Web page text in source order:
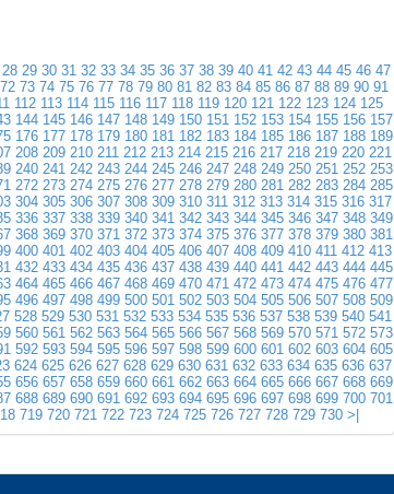
28 29 30 31 32 33 34 35 36 37 38 39 40 41 42 43 44 45 46 47
72 73 74 75 76 77 78 79 80 81 82 83 84 85 86 87 88 89 90 91
112 113 114 115 116 117 118 119 120 121 122 123 124 125
144 145 146 147 148 149 150 151 152 153 154 155 156 157
176 177 178 179 180 181 182 183 184 185 186 187 188 189
208 209 210 211 212 213 214 215 216 217 218 219 220 221
240 241 242 243 244 245 246 247 248 249 250 251 252 253
272 273 274 275 276 277 278 279 280 281 282 283 284 285
304 305 306 307 308 309 310 311 312 313 314 315 316 317
336 337 338 339 340 341 342 343 344 345 346 347 348 349
368 369 370 371 372 373 374 375 376 377 378 379 380 381
400 401 402 403 404 405 406 407 408 409 410 411 412 413
432 433 434 435 436 437 438 439 440 441 442 443 444 445
464 465 466 467 468 469 470 471 472 473 474 475 476 477
496 497 498 499 500 501 502 503 504 505 506 507 508 509
528 529 530 531 532 533 534 535 536 537 538 539 540 541
560 561 562 563 564 565 566 567 568 569 570 571 572 573
592 593 594 595 596 597 598 599 600 601 602 603 604 605
624 625 626 627 628 629 630 631 632 633 634 635 636 637
656 657 658 659 660 661 662 663 664 665 666 667 668 669
688 689 690 691 692 693 694 695 696 697 698 699 700 701
719 720 721 722 723 724 725 726 727 728 729 730 >|